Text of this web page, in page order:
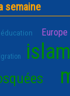
semaine
éducation Europe
islam